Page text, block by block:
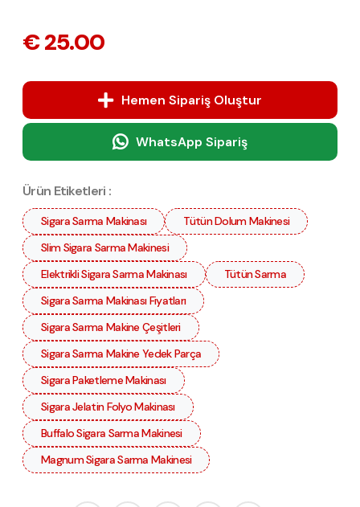
€ 25.00
Hemen Sipariş Oluştur
WhatsApp Sipariş
Ürün Etiketleri :
Sigara Sarma Makinası
Tütün Dolum Makinesi
Slim Sigara Sarma Makinesi
Elektrikli Sigara Sarma Makinası
Tütün Sarma
Sigara Sarma Makinası Fiyatları
Sigara Sarma Makine Çeşitleri
Sigara Sarma Makine Yedek Parça
Sigara Paketleme Makinası
Sigara Jelatin Folyo Makinası
Buffalo Sigara Sarma Makinesi
Magnum Sigara Sarma Makinesi